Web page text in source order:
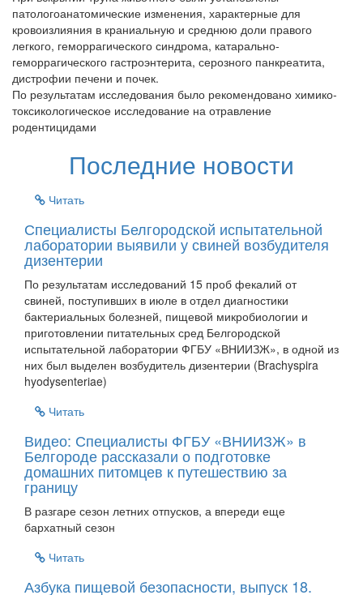
патологоанатомические изменения, характерные для
кровоизлияния в краниальную и среднюю доли правого
легкого, геморрагического синдрома, катарально-
геморрагического гастроэнтерита, серозного панкреатита,
дистрофии печени и почек.
По результатам исследования было рекомендовано химико-
токсикологическое исследование на отравление
родентицидами
Последние новости
Читать
Специалисты Белгородской испытательной
лаборатории выявили у свиней возбудителя
дизентерии
По результатам исследований 15 проб фекалий от
свиней, поступивших в июле в отдел диагностики
бактериальных болезней, пищевой микробиологии и
приготовлении питательных сред Белгородской
испытательной лаборатории ФГБУ «ВНИИЗЖ», в одной из
них был выделен возбудитель дизентерии (Brachyspira
hyodysenteriae)
Читать
Видео: Специалисты ФГБУ «ВНИИЗЖ» в
Белгороде рассказали о подготовке
домашних питомцев к путешествию за
границу
В разгаре сезон летних отпусков, а впереди еще
бархатный сезон
Читать
Азбука пищевой безопасности, выпуск 18.